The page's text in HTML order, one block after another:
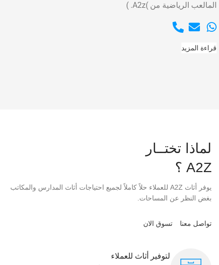
المالعب الرياضية من )A2z. )
قراءة المزيد
لماذا تختــار
A2Z ؟
يوفر أثاث A2Z للعملاء حلاً كاملاً لجميع احتياجات أثاث المدارس والمكاتب
بغض النظر عن المساحات.
تواصل معنا تسوق الان
لتوفير أثاث للعملاء